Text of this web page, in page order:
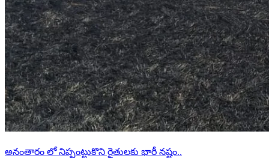
అనంతారం లో నిప్పంట్టుకొని రైతులకు భారీ నష్టం..